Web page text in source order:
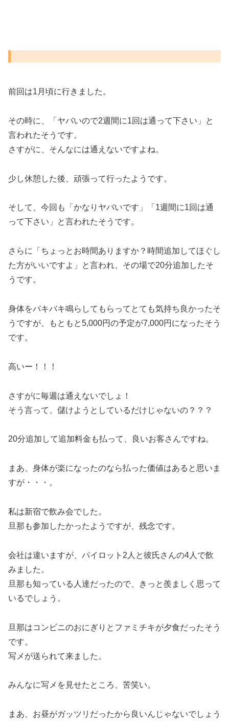
前回は1月頃に行きました。
その時に、「ヤバいので2週間に1回は通って下さい」と
言われたそうです。
さすがに、そんなには通えないですよね。
少し休憩した後、頑張って行ったようです。
そして、今回も「かなりヤバいです」「1週間に1回は通
って下さい」と言われたそうです。
さらに「ちょっとお時間ありますか？時間追加してほぐし
た方がいいですよ」と言われ、その場で20分追加したそ
うです。
身体をバキバキ鳴らしてもらってとても気持ち良かったそ
うですが、もともと5,000円の予定が7,000円になったそう
です。
高いー！！！
さすがに毎週は通えないでしょ！
そう言って、儲けようとしているだけじゃないの？？？
20分追加して追加料金も払って、良いお客さんですね。
まあ、身体が楽になったのなら払った価値はあると思いま
すが・・・。
私は新宿で飲み会でした。
旦那も参加したかったようですが、残念です。
会社は違いますが、パイロット2人と彼氏さんの4人で飲
みました。
旦那も知っている人達だったので、きっと羨ましく思って
いるでしょう。
旦那はコンビニのおにぎりとファミチキが夕食だったそう
です。
写メが送られて来ました。
みんなに写メを見せたところ、苦笑い。
まあ、お昼がガッツリだったから良いんじゃないでしょう